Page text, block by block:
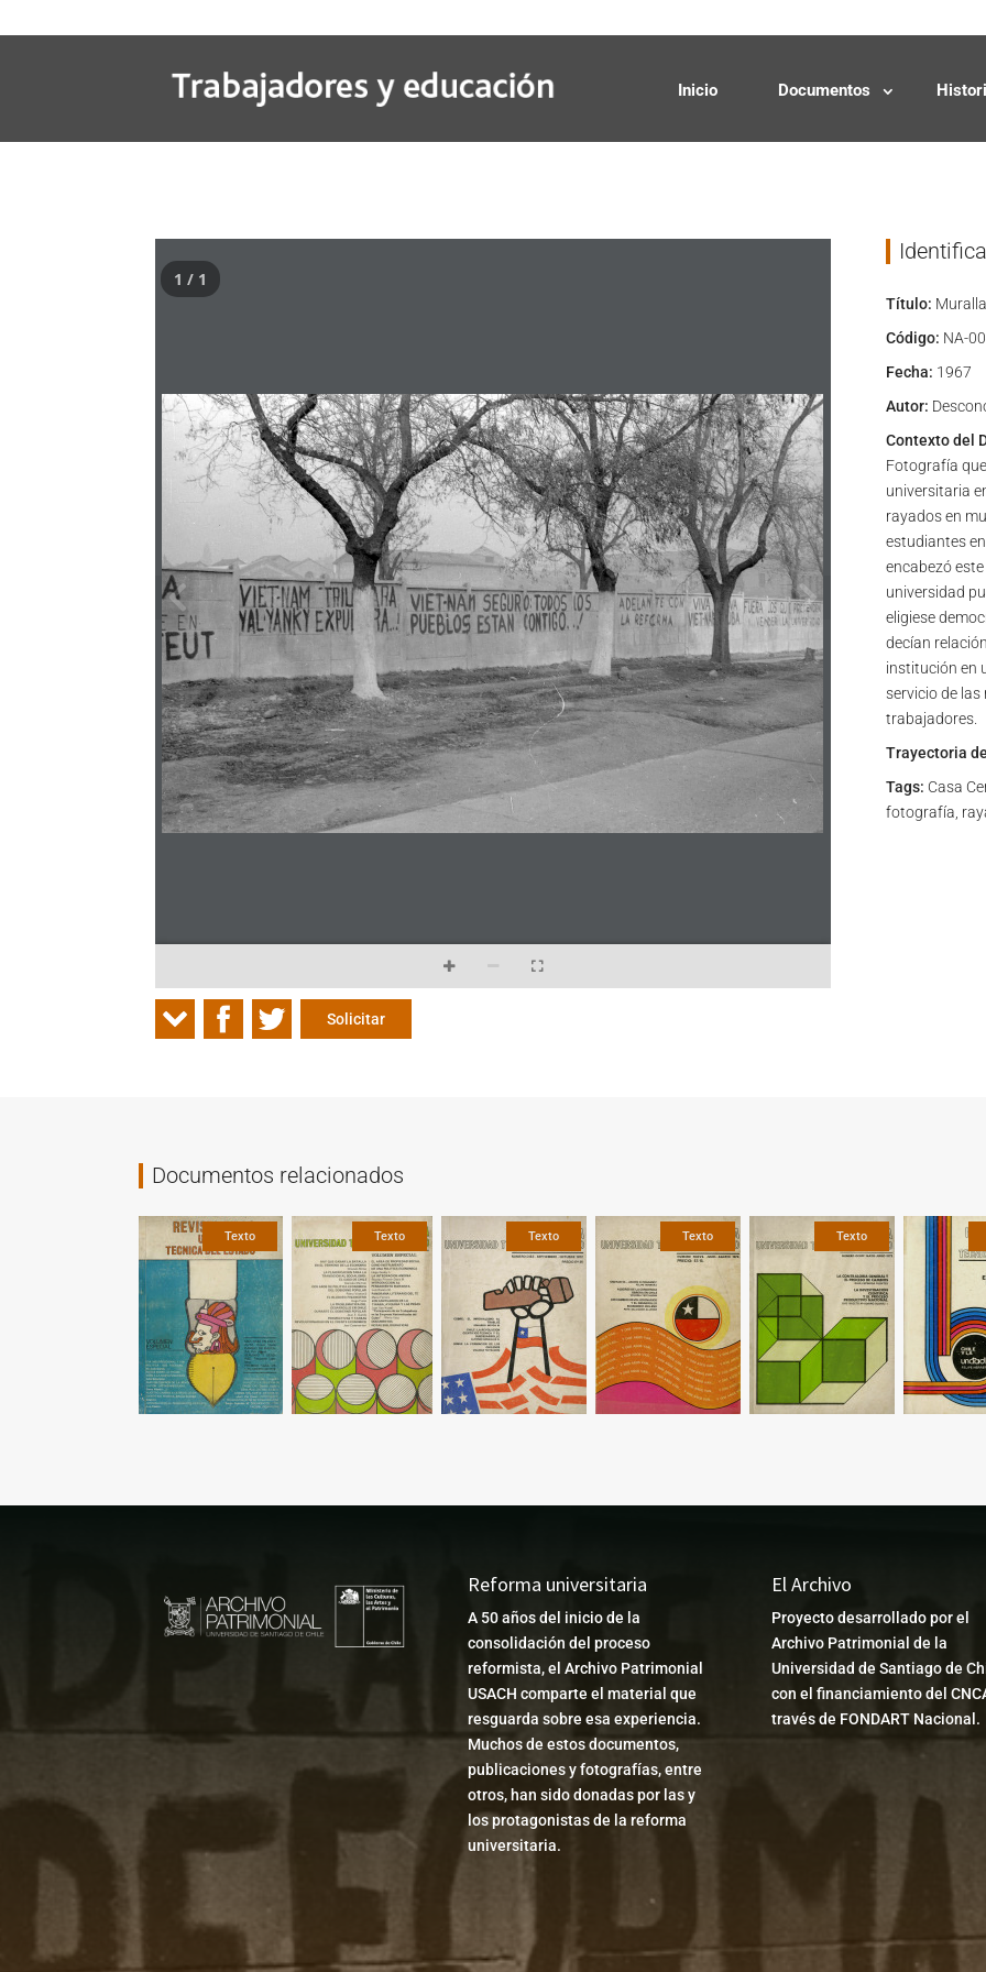
Inicio Documentos
1 / 1
Solicitar
Título:
Código: NA-
Fecha: 1967
Autor:
Contexto del
Fotografía
universitaria
rayados en
estudiantes
encabezó
universidad
eligiese
decían
institución en
servicio de las
trabajadores.
Trayectoria
Tags: Casa
fotografía,
Documentos relacionados
Texto Texto Texto Texto Texto
Reforma universitaria
A 50 años del inicio de la
consolidación del proceso
reformista, el Archivo Patrimonial
USACH comparte el material que
resguarda sobre esa experiencia.
Muchos de estos documentos,
publicaciones y fotografías, entre
otros, han sido donadas por las y
los protagonistas de la reforma
universitaria.
El Archivo
Proyecto desarrollado por el
Archivo Patrimonial de la
Universidad de Santiago de
con el financiamiento del
través de FONDART Nacional.